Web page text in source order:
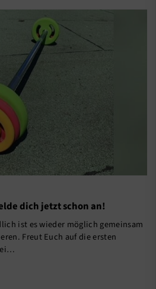
dich jetzt schon an!
ist es wieder möglich gemeinsam
Freut Euch auf die ersten